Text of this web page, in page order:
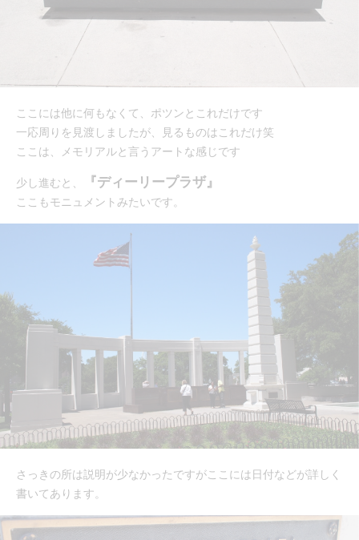
ここには他に何もなくて、ポツンとこれだけです
一応周りを見渡しましたが、見るものはこれだけ笑
ここは、メモリアルと言うアートな感じです
少し進むと、 『ディーリープラザ』
ここもモニュメントみたいです。
さっきの所は説明が少なかったですがここには日付などが詳しく
書いてあります。